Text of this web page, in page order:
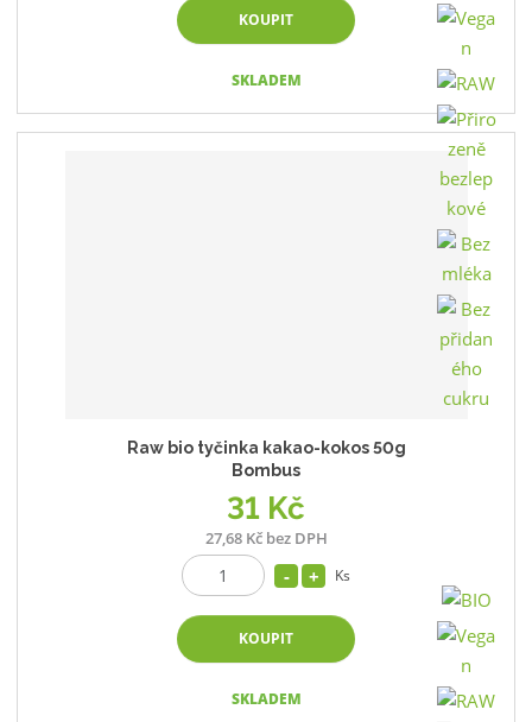
KOUPIT
SKLADEM
Raw bio tyčinka kakao-kokos 50g
Bombus
31 Kč
27,68 Kč bez DPH
Ks
KOUPIT
SKLADEM